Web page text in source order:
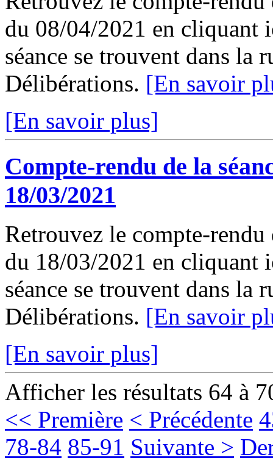
du 08/04/2021 en cliquant
séance se trouvent dans
Délibérations. [En savoir
[En savoir plus]
Compte-rendu de la
18/03/2021
Retrouvez le compte-
du 18/03/2021 en cliquant
séance se trouvent dans
Délibérations. [En savoir
[En savoir plus]
Afficher les résultats 64 à
<< Première < Précédente
78-84 85-91 Suivante >